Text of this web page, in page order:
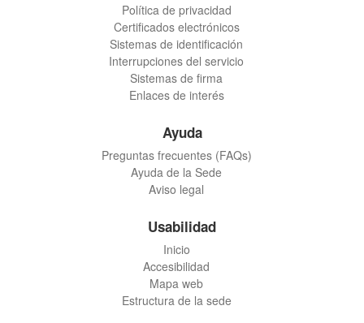
Política de privacidad
Certificados electrónicos
Sistemas de identificación
Interrupciones del servicio
Sistemas de firma
Enlaces de interés
Ayuda
Preguntas frecuentes (FAQs)
Ayuda de la Sede
Aviso legal
Usabilidad
Inicio
Accesibilidad
Mapa web
Estructura de la sede